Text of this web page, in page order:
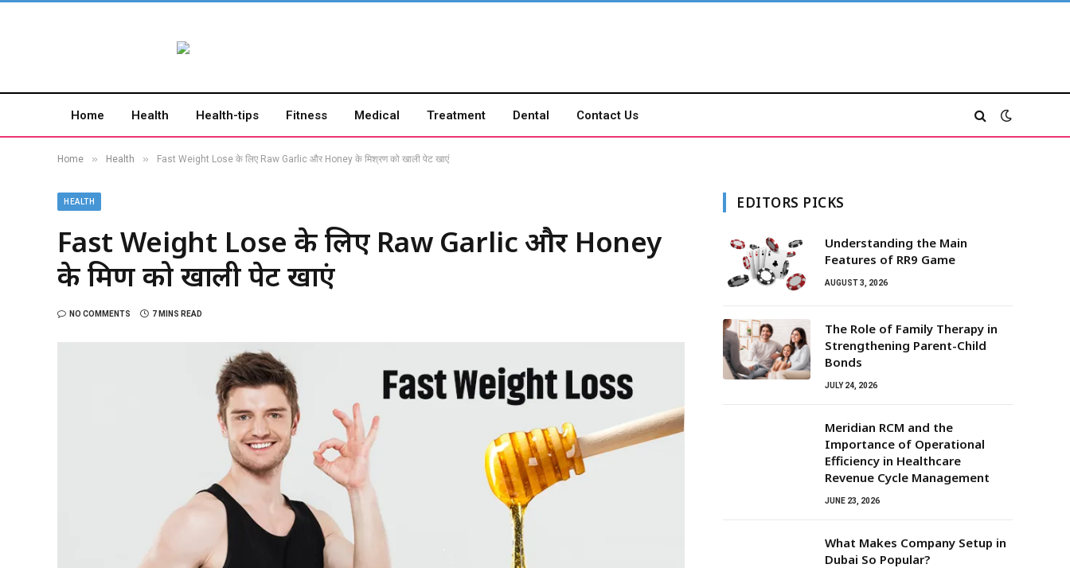
Home Health Health-tips Fitness Medical Treatment Dental Contact Us
Home » Health » Fast Weight Lose के लिए Raw Garlic और Honey के मिश्रण को खाली पेट खाएं
HEALTH
Fast Weight Lose के लिए Raw Garlic और Honey
के मिश्रण को खाली पेट खाएं
NO COMMENTS 7 MINS READ
EDITORS PICKS
Understanding the Main
Features of RR9 Game
AUGUST 3, 2026
The Role of Family Therapy in
Strengthening Parent-Child
Bonds
JULY 24, 2026
Meridian RCM and the
Importance of Operational
Efficiency in Healthcare
Revenue Cycle Management
JUNE 23, 2026
What Makes Company Setup in
Dubai So Popular?